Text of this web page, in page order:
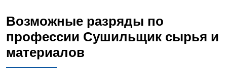
Возможные разряды по
профессии Сушильщик сырья и
материалов